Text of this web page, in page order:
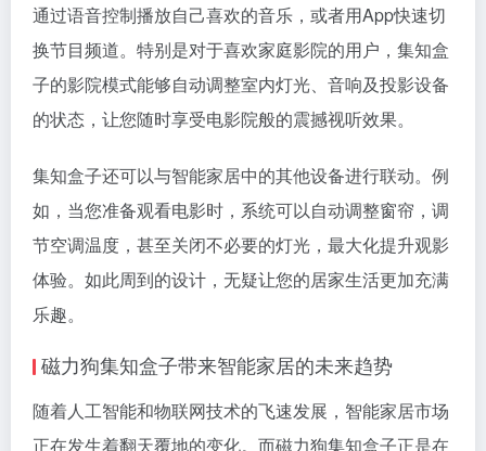
通过语音控制播放自己喜欢的音乐，或者用App快速切
换节目频道。特别是对于喜欢家庭影院的用户，集知盒
子的影院模式能够自动调整室内灯光、音响及投影设备
的状态，让您随时享受电影院般的震撼视听效果。
集知盒子还可以与智能家居中的其他设备进行联动。例
如，当您准备观看电影时，系统可以自动调整窗帘，调
节空调温度，甚至关闭不必要的灯光，最大化提升观影
体验。如此周到的设计，无疑让您的居家生活更加充满
乐趣。
磁力狗集知盒子带来智能家居的未来趋势
随着人工智能和物联网技术的飞速发展，智能家居市场
正在发生着翻天覆地的变化。而磁力狗集知盒子正是在